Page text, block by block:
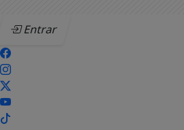
Entrar